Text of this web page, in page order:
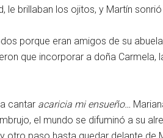
le brillaban los ojitos, y Martín
porque eran amigos de su
que incorporar a doña Carmela,
cantar acaricia mi ensueño…
el mundo se difuminó a su